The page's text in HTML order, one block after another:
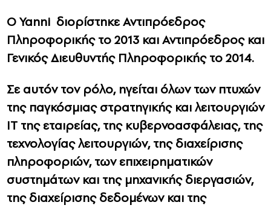
Ο Yanni διορίστηκε Αντιπρόεδρος
Πληροφορικής το 2013 και Αντιπρόεδρος και
Γενικός Διευθυντής Πληροφορικής το 2014.
Σε αυτόν τον ρόλο, ηγείται όλων των πτυχών
της παγκόσμιας στρατηγικής και λειτουργιών
IT της εταιρείας, της κυβερνοασφάλειας, της
τεχνολογίας λειτουργιών, της διαχείρισης
πληροφοριών, των επιχειρηματικών
συστημάτων και της μηχανικής διεργασιών,
της διαχείρισης δεδομένων και της